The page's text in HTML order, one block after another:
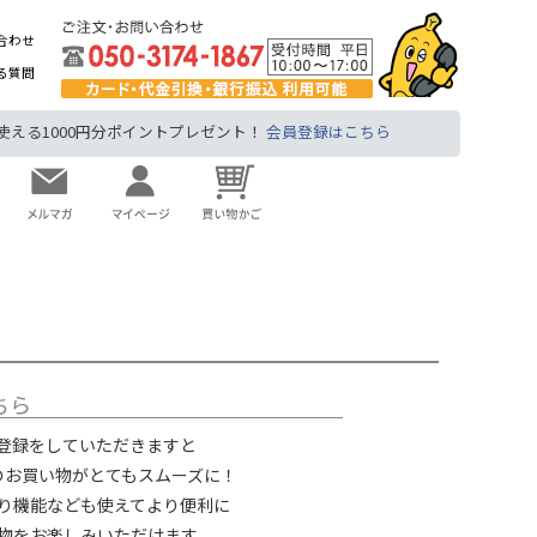
わせ
質問
1000円分ポイントプレゼント！ 会員登録はこちら
ら
録をしていただきますと
買い物がとてもスムーズに！
機能なども使えてより便利に